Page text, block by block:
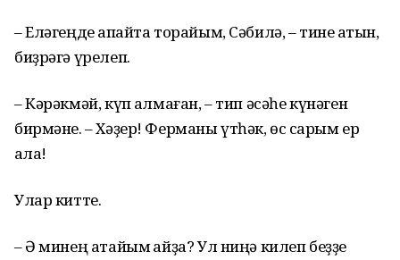
– Еләгеңде апҡайта торайым, Сәбилә, – тине ҡатын,
биҙрәгә үрелеп.
– Кәрәкмәй, күп ҡалмаған, – тип әсәһе күнәген
бирмәне. – Хәҙер! Ферманы үтһәк, өс саҡрым ер
ҡала!
Улар китте.
– Ә минең атайым ҡайҙа? Ул ниңә килеп беҙҙе